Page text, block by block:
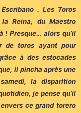
. Les Toros
Reina, du Maestro
! Presque… alors qu’il
de toros ayant pour
à des estocades
il pincha après une
la disparition
je pense qu’il
ce grand torero